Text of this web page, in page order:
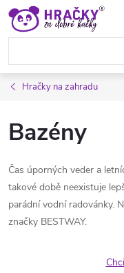
Přejít
obsah
Hračky na zahradu
Bazény
Čas úporných veder a
takové době neexistuje
parádní vodní radovánky.
značky BESTWAY.